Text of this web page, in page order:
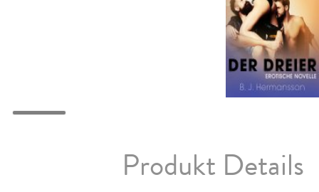
Produkt Details